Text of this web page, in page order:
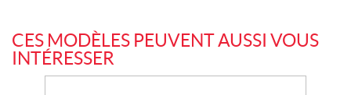
CES MODÈLES PEUVENT AUSSI VOUS
INTÉRESSER